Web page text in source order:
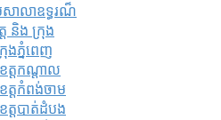
សាលាឧទ្ធរណ៏
និង ក្រុង
ងភ្នំពេញ
ត្តកណ្តាល
ត្តកំពង់ចាម
ត្តបាត់ដំបង